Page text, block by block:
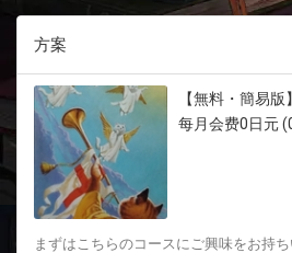
方案
【無料・簡易版
每月会费0日元
まずはこちらのコースにご興味をお持